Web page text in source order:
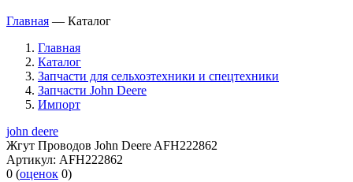
Главная — Каталог
Главная
Каталог
Запчасти для сельхозтехники и спецтехники
Запчасти John Deere
Импорт
john deere
Жгут Проводов John Deere AFH222862
Артикул: AFH222862
0 (оценок 0)